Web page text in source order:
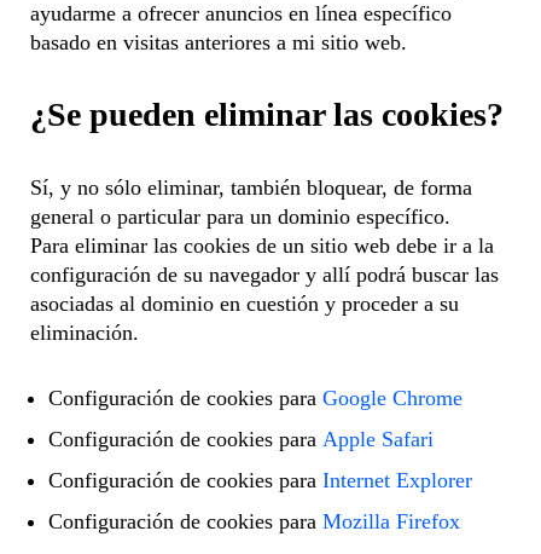
ayudarme a ofrecer anuncios en línea específico
basado en visitas anteriores a mi sitio web.
¿Se pueden eliminar las cookies?
Sí, y no sólo eliminar, también bloquear, de forma
general o particular para un dominio específico.
Para eliminar las cookies de un sitio web debe ir a la
configuración de su navegador y allí podrá buscar las
asociadas al dominio en cuestión y proceder a su
eliminación.
Configuración de cookies para Google Chrome
Configuración de cookies para Apple Safari
Configuración de cookies para Internet Explorer
Configuración de cookies para Mozilla Firefox